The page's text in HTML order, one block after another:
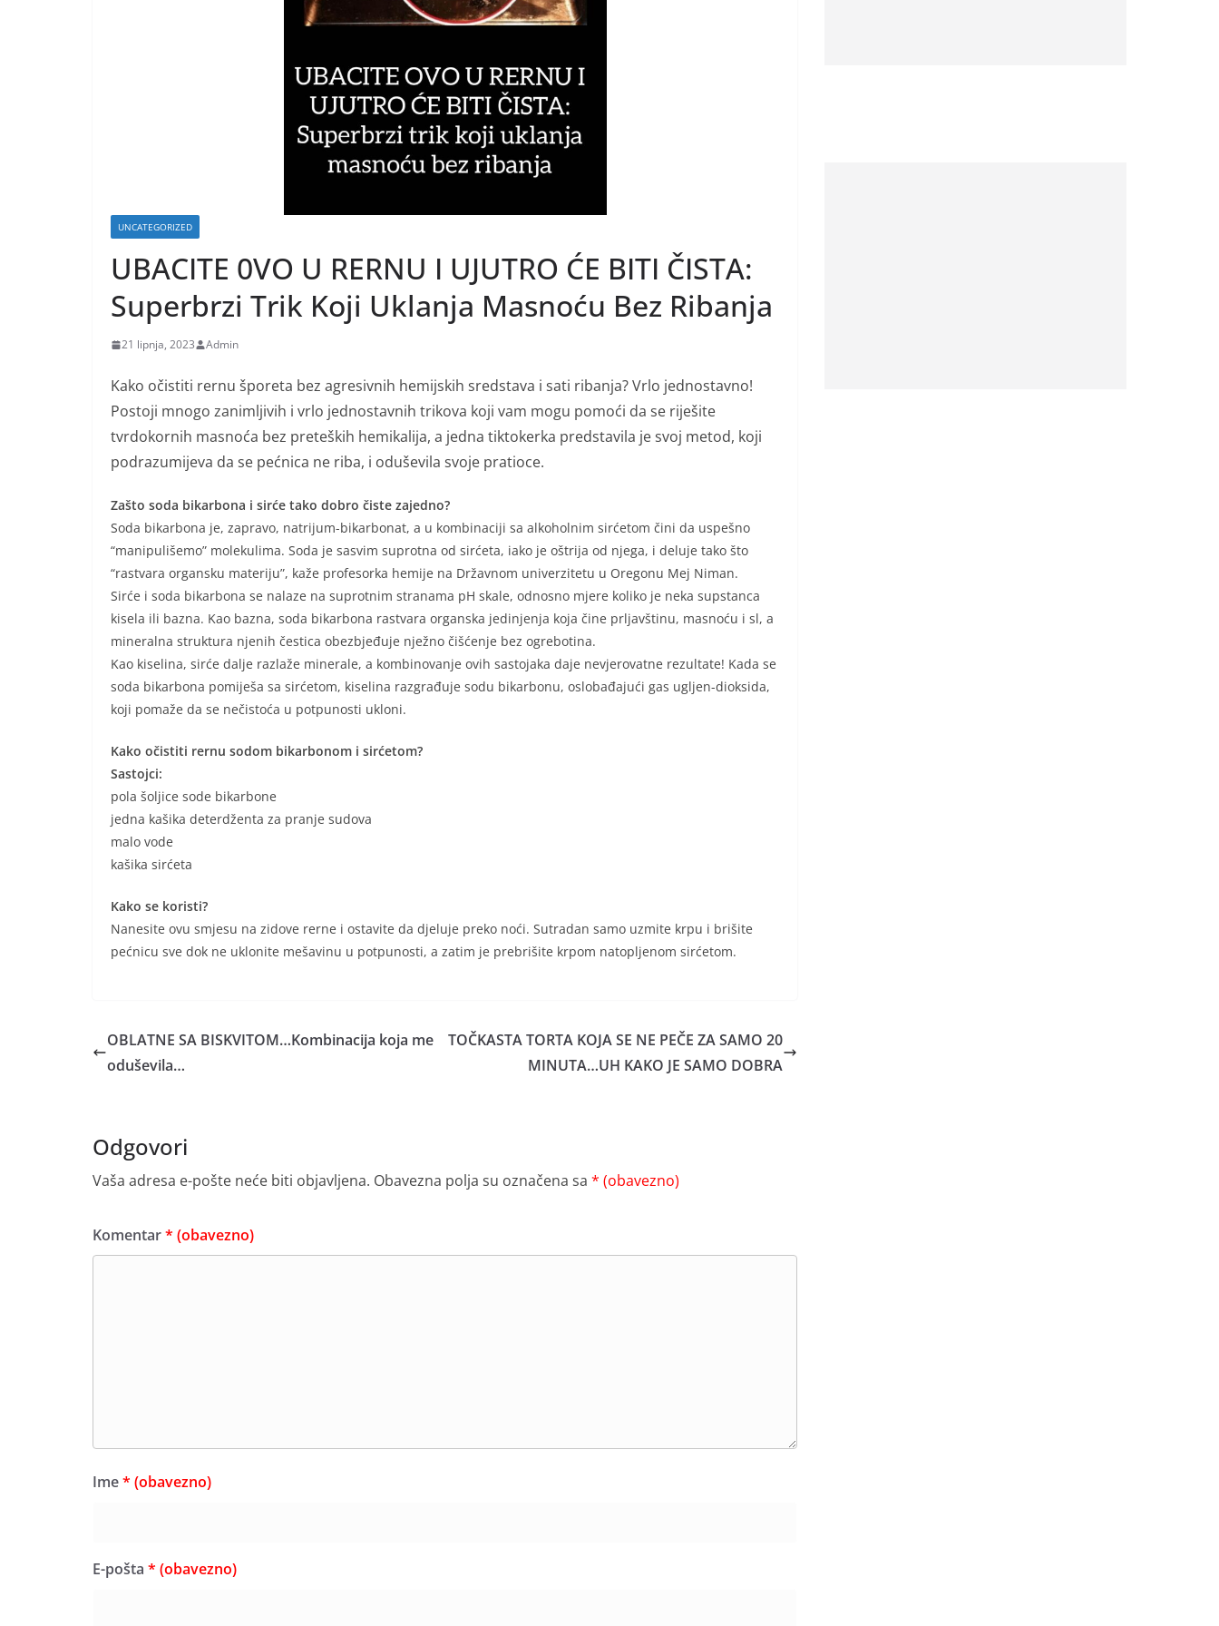
UNCATEGORIZED
UBACITE 0VO U RERNU I UJUTRO ĆE BITI ČISTA:
Superbrzi Trik Koji Uklanja Masnoću Bez Ribanja
21 lipnja, 2023 Admin
Kako očistiti rernu šporeta bez agresivnih hemijskih sredstava i sati ribanja? Vrlo jednostavno!
Postoji mnogo zanimljivih i vrlo jednostavnih trikova koji vam mogu pomoći da se riješite
tvrdokornih masnoća bez preteških hemikalija, a jedna tiktokerka predstavila je svoj metod, koji
podrazumijeva da se pećnica ne riba, i oduševila svoje pratioce.
Zašto soda bikarbona i sirće tako dobro čiste zajedno?
Soda bikarbona je, zapravo, natrijum-bikarbonat, a u kombinaciji sa alkoholnim sirćetom čini da uspešno
“manipulišemo” molekulima. Soda je sasvim suprotna od sirćeta, iako je oštrija od njega, i deluje tako što
“rastvara organsku materiju”, kaže profesorka hemije na Državnom univerzitetu u Oregonu Mej Niman.
Sirće i soda bikarbona se nalaze na suprotnim stranama pH skale, odnosno mjere koliko je neka supstanca
kisela ili bazna. Kao bazna, soda bikarbona rastvara organska jedinjenja koja čine prljavštinu, masnoću i sl, a
mineralna struktura njenih čestica obezbjeđuje nježno čišćenje bez ogrebotina.
Kao kiselina, sirće dalje razlaže minerale, a kombinovanje ovih sastojaka daje nevjerovatne rezultate! Kada se
soda bikarbona pomiješa sa sirćetom, kiselina razgrađuje sodu bikarbonu, oslobađajući gas ugljen-dioksida,
koji pomaže da se nečistoća u potpunosti ukloni.
Kako očistiti rernu sodom bikarbonom i sirćetom?
Sastojci:
pola šoljice sode bikarbone
jedna kašika deterdženta za pranje sudova
malo vode
kašika sirćeta
Kako se koristi?
Nanesite ovu smjesu na zidove rerne i ostavite da djeluje preko noći. Sutradan samo uzmite krpu i brišite
pećnicu sve dok ne uklonite mešavinu u potpunosti, a zatim je prebrišite krpom natopljenom sirćetom.
OBLATNE SA BISKVITOM…Kombinacija koja me
oduševila…
TOČKASTA TORTA KOJA SE NE PEČE ZA SAMO 20
MINUTA…UH KAKO JE SAMO DOBRA
Odgovori
Vaša adresa e-pošte neće biti objavljena. Obavezna polja su označena sa * (obavezno)
Komentar* (obavezno)
Ime* (obavezno)
E-pošta * (obavezno)